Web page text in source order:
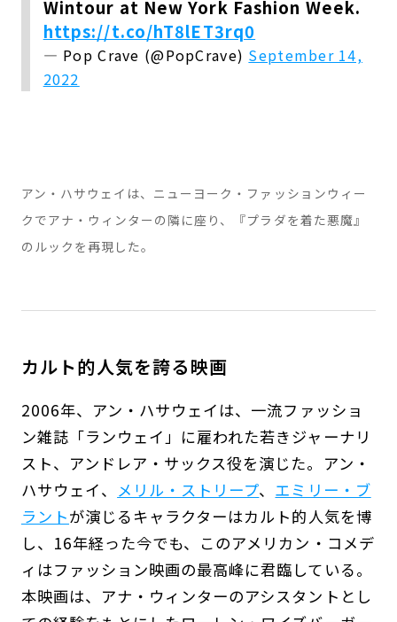
Wintour at New York Fashion Week.
https://t.co/hT8lET3rq0
— Pop Crave (@PopCrave) September 14,
2022
アン・ハサウェイは、ニューヨーク・ファッションウィー
クでアナ・ウィンターの隣に座り、『プラダを着た悪魔』
のルックを再現した。
カルト的人気を誇る映画
2006年、アン・ハサウェイは、一流ファッショ
ン雑誌「ランウェイ」に雇われた若きジャーナリ
スト、アンドレア・サックス役を演じた。アン・
ハサウェイ、 メリル・ストリープ、 エミリー・ブ
ラントが演じるキャラクターはカルト的人気を博
し、16年経った今でも、このアメリカン・コメデ
ィはファッション映画の最高峰に君臨している。
本映画は、アナ・ウィンターのアシスタントとし